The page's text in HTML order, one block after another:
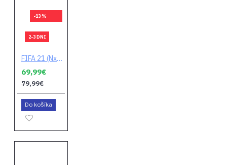
-13 %
2-3 DNI
FIFA 21 (Nxt Lvl Edition)
69,99€
79,99€
Do košíka